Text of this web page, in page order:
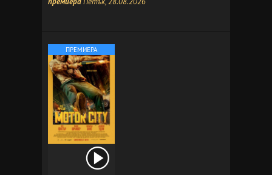
ПРЕМИЕРА